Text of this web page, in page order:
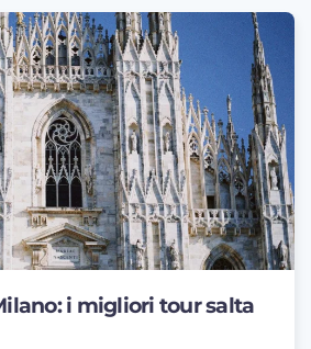
i migliori tour salta